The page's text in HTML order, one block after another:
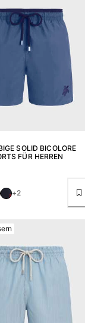
SOLID BICOLORE
FÜR HERREN
+2